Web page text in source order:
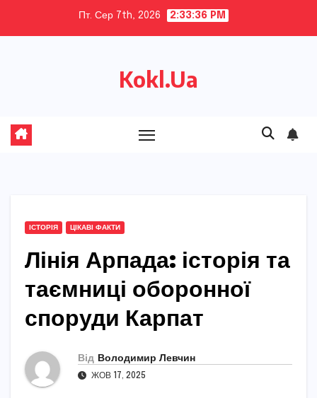
Пт. Сер 7th, 2026 2:33:37 PM
Kokl.Ua
ІСТОРІЯ ЦІКАВІ ФАКТИ
Лінія Арпада: історія та
таємниці оборонної
споруди Карпат
Від Володимир Левчин
ЖОВ 17, 2025